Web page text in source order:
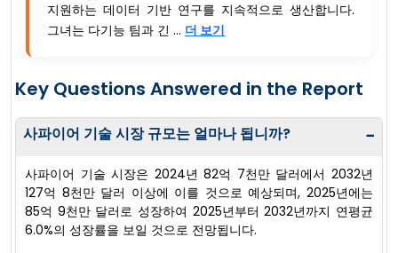
지원하는 데이터 기반 연구를 지속적으로 생산합니다.
그녀는 다기능 팀과 긴 ... 더 보기
Key Questions Answered in the Report
사파이어 기술 시장 규모는 얼마나 됩니까? −
사파이어 기술 시장은 2024년 82억 7천만 달러에서 2032년
127억 8천만 달러 이상에 이를 것으로 예상되며, 2025년에는
85억 9천만 달러로 성장하여 2025년부터 2032년까지 연평균
6.0%의 성장률을 보일 것으로 전망됩니다.